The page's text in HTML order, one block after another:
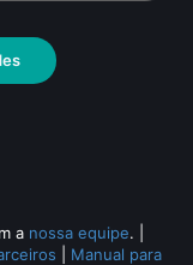
a nossa equipe.
Manual para